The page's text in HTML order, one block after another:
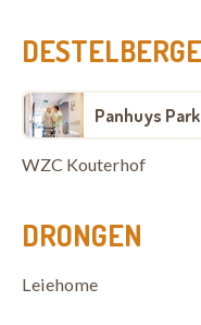
Panhuys Park
WZC Kouterhof
DRONGEN
Leiehome